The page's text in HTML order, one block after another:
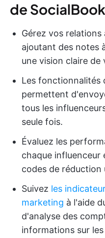
de SocialBook
Gérez vos relations
ajoutant des notes
une vision claire
Les fonctionnalités
permettent
tous les
seule fois.
Évaluez les
chaque influenceur
codes de réduction
Suivez les
marketing à l'aide
d'analyse des
informations sur